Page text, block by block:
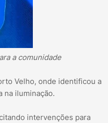
a comunidade
Velho, onde identificou a
na iluminação.
intervenções para